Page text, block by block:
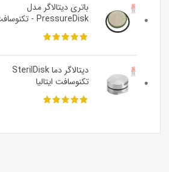
باتری دیتالاگر مدل
PressureDisk - تکنوسافت
دیتالاگر دما SterilDisk
تکنوسافت ایتالیا